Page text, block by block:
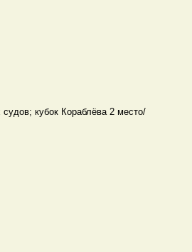
кубок Кораблёва 2 место/